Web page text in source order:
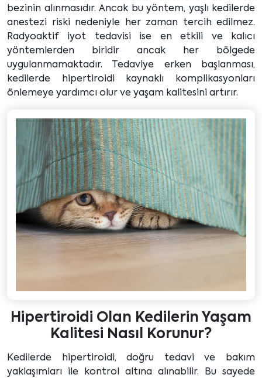
bezinin alınmasıdır. Ancak bu yöntem, yaşlı kedilerde
anestezi riski nedeniyle her zaman tercih edilmez.
Radyoaktif iyot tedavisi ise en etkili ve kalıcı
yöntemlerden biridir ancak her bölgede
uygulanmamaktadır. Tedaviye erken başlanması,
kedilerde hipertiroidi kaynaklı komplikasyonları
önlemeye yardımcı olur ve yaşam kalitesini artırır.
Hipertiroidi Olan Kedilerin Yaşam
Kalitesi Nasıl Korunur?
Kedilerde hipertiroidi, doğru tedavi ve bakım
yaklaşımları ile kontrol altına alınabilir. Bu sayede